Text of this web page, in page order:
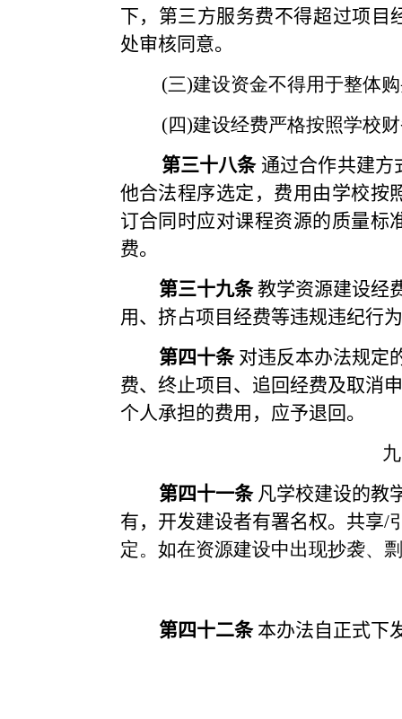
下，第三方服务费不得超过项目
处审核同意。
(三)建设资金不得用于整体
(四)建设经费严格按照学校
第三十八条 通过合作共建方
他合法程序选定，费用由学校按
订合同时应对课程资源的质量标
费。
第三十九条教学资源建设经
用、挤占项目经费等违规违纪行
第四十条对违反本办法规定
费、终止项目、追回经费及取消
个人承担的费用，应予退回。
第四十一条凡学校建设的教
有，开发建设者有署名权。共享/
定。如在资源建设中出现抄袭、
第四十二条本办法自正式下